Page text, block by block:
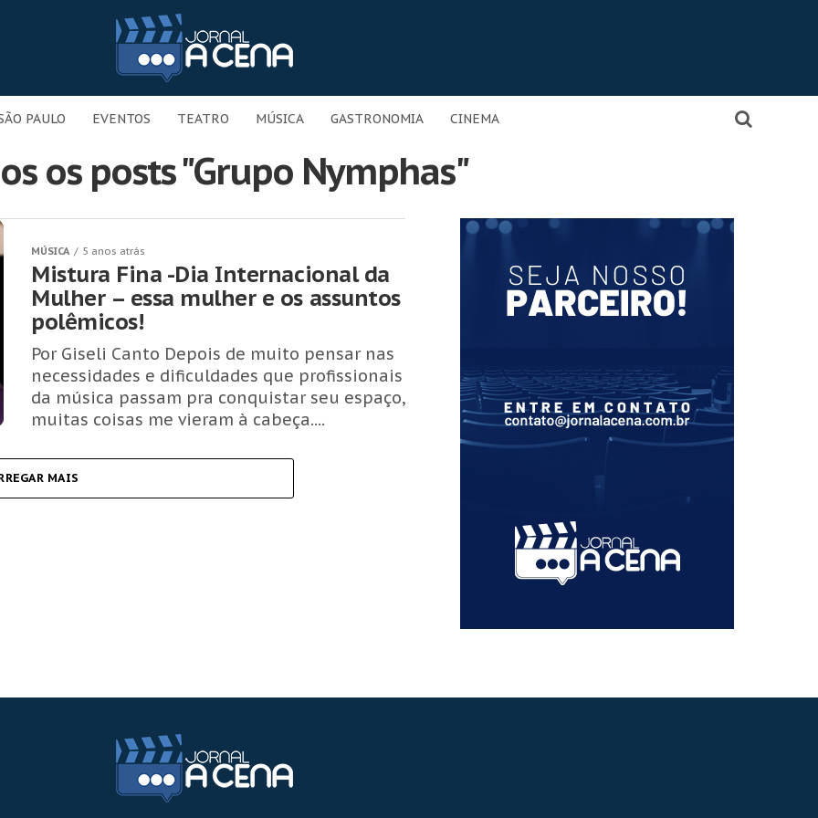
PAULO EVENTOS TEATRO MÚSICA GASTRONOMIA CINEMA
os posts "Grupo Nymphas"
MÚSICA 5 anos atrás
Mistura Fina -Dia Internacional da
Mulher – essa mulher e os assuntos
polêmicos!
Por Giseli Canto Depois de muito pensar nas
necessidades e dificuldades que profissionais
da música passam pra conquistar seu espaço,
muitas coisas me vieram à cabeça....
MAIS